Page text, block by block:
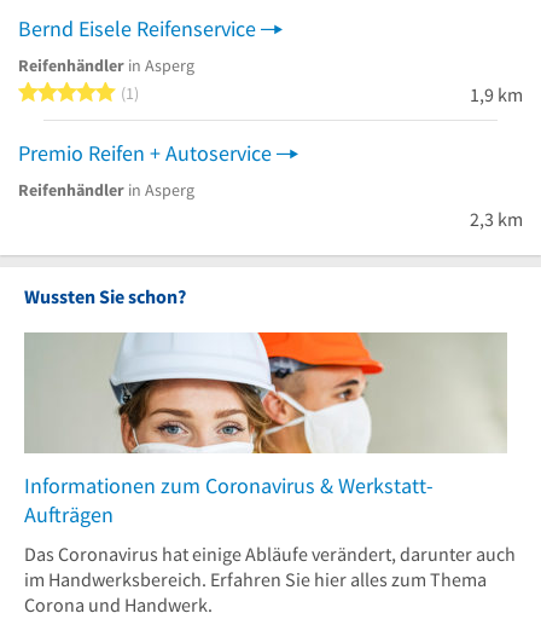
Bernd Eisele Reifenservice
Reifenhändler in Asperg
5 von 5 Sternen
1 1,9 km
Premio Reifen + Autoservice
Reifenhändler in Asperg
2,3 km
Wussten Sie schon?
Informationen zum Coronavirus & Werkstatt-
Aufträgen
Das Coronavirus hat einige Abläufe verändert, darunter auch
im Handwerksbereich. Erfahren Sie hier alles zum Thema
Corona und Handwerk.